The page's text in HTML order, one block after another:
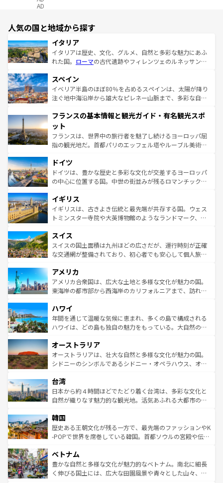
AD
人気の国と地域から探す
イタリア
イタリアは歴史、文化、グルメ、自然と多彩な魅力にあふ
れた国。 ローマの古代遺跡やフィレンツェのルネッサンス
ろん、トスカーナの美しい田園風景やアマルフィ海岸の絶
景など、自然景観も見逃せない。観光の合間には、本場の
ピザやパスタなど、絶品のイタリア料理を堪能することも
ませてくれるイタリアで、忘れられない旅をしてみよう！
なお、新着のイタリア情報は
しい。
スペイン
イベリア半島のほぼ80％を占めるスペインは、太陽が降り
注ぐ地中海沿岸から雄大なピレネー山脈まで、多彩な自然
文化が根付くこの国では、情熱的なフラメンコ、熱気あふ
れる闘牛、そして美味しいタパスが生活の一部となってい
る。首都マドリードの洗練された雰囲気や、バルセロナの
アートに溢れた街角から、地方では古代ローマ遺跡や中世
せる。地方によって風土や気候が異なるスペインはその個
性で訪れる人を魅了する。 なお、新着のスペイン情報は コ
ンテンツ一覧を参照してほしい。
フランスの基本情報と観光ガイド・有名観光スポ
ット
フランスは、世界中の旅行者を魅了し続けるヨーロッパ屈
指の観光地だ。首都パリのエッフェル塔やルーブル美術館
で、幅広い魅力が詰まっている。華麗な宮殿、歴史的な大
聖堂、美しいビーチ、そして豊かな自然が、訪れる者を心
から魅了する。また、フランスは美食の国としても知ら
いる。シャンパンの発祥地であるランス、プロヴァンスの
香り高いラベンダー畑など、多彩な楽しみ方が可能だ。さ
らに、パリ以外の地域にも魅力が溢れており、どの街角に
れる地方に足を運ぶとそれぞれで全く異なる文化を体験で
きるだろう。 なお、新着のフランス情報はコンテンツ一覧
を参照してほしい。
ドイツ
ドイツは、豊かな歴史と多彩な文化が交差するヨーロッパ
の中心に位置する国。中世の街並みが残るロマンチック街
顔を持つこの国は、どこを歩いても飽きることがない。ベ
ルリンの文化的活気、バイエルン州のアルプスの絶景、そ
してライン川沿いのワイン畑といった風景は必見。ビール
は、お酒好きな人にはぜひ体験してほしい。 なお、新着の
ドイツ情報はコンテンツ一覧を参照してほしい。
イギリス
イギリスは、古きよき伝統と最先端が共存する国。ウェス
トミンスター寺院や大英博物館のようなランドマーク、歴
リアごとに異なる魅力がある。また、優雅なアフタヌーン
ティー、ビール好きにはたまらない英国パブ、サッカー観
戦など、本場だからこそできる体験も豊富。イギリスを旅
ンツ一覧を参照してほしい。
スイス
スイスの国土面積は九州ほどの広さだが、運行時刻が正確
な交通網が整備されており、初心者でも安心して個人旅行
の建物がそのまま残る町や、スイスならではのユニークな
博物館もあり、アルプス観光だけでなく町歩きも満喫する
ことができる。国民の所得が高いため物価も高いが、旅行
ば市内交通費無料で観光を楽しむこともできる。 なお、新
着のスイス情報はコンテンツ一覧 を参照してほしい。
アメリカ
アメリカ合衆国は、広大な土地と多様な文化が魅力の国。
東海岸の都市部から西海岸のカリフォルニアまで、訪れる
のような巨大都市は、観光、ショッピング、エンターテイ
ンメントが詰まった刺激的なスポットだ。一方、アメリカ
西部には大自然が広がり、グランドキャニオンやイエロー
部のニューオーリンズでは、音楽と美食が融合した独特の
文化が魅力。旅行者はアメリカの各地域で異なる魅力を楽
しみながら、その多様性と豊かな歴史を感じることができ
ならではの贅沢な旅のスタイルだ。 なお、新着のアメリカ
情報はコンテンツ一覧を参照してほしい。
ハワイ
年間を通じて温暖な気候に恵まれ、多くの島で構成される
ハワイは、どの島も独自の魅力をもっている。大自然の神
ワイ島は見逃せない。また、定番の観光地といえばオアフ
島だが、静かな自然を求めるならマウイ島やカウアイ島が
おすすめ。エメラルドグリーンに輝く海をはじめ、豊かな
れるおもてなしの心で訪れる人々を迎えてくれるハワイの
人々、おいしいローカルフードやハワイアンミュージッ
ク、伝統的なフラダンスなど、すべてがハワイの魅力を彩
ワイを、存分に味わってほしい。 なお、新着のハワイ情報
はコンテンツ一覧を参照してほしい。
オーストラリア
オーストラリアは、壮大な自然と多様な文化が魅力の国。
シドニーのシンボルであるシドニー・オペラハウス、オー
リアリーフや大陸中央部にそびえるウルル（エアーズロッ
ク）、タスマニアの美しい原生林やケアンズの熱帯雨林な
ど、見どころがたくさん。また、カフェやワイン、オージ
いる。アクティビティも充実しており、サーフィンやダイ
ビング、ハイキングなど、アウトドア好きにはたまらな
い。オーストラリアの多彩な魅力を存分に味わいつくそ
参照してほしい。
台湾
日本から約４時間ほどでたどり着く台湾は、多彩な文化と
自然が織りなす魅力的な観光地。活気あふれる大都市の台
ン）、静ひつな山岳地帯である台湾東部など、都市の喧騒
と山間の静けさが共存しており、訪れる人に新しい発見と
驚きをもたらしてくれる。また、奥深い台湾の食文化も魅
容にもいいと評判のスイーツなど、バラエティ豊かな料理
が味わえる。 なお、新着の台湾情報は コンテンツ一覧を参
照してほしい。
韓国
歴史ある王朝文化が残る一方で、最先端のファッションやK
-POPで世界を席巻している韓国。首都ソウルの宮殿や伝統
き、地方に足を延ばせば四季折々の自然美を楽しむことが
できる。そして、キムチや焼肉、絶品のストリートフード
まで、さまざまな韓国料理が待っている。夜には、韓国な
ベトナム
豊かな自然と多様な文化が魅力的なベトナム。南北に細長
く伸びる国土には、広大な田園風景や青々とした山々、世